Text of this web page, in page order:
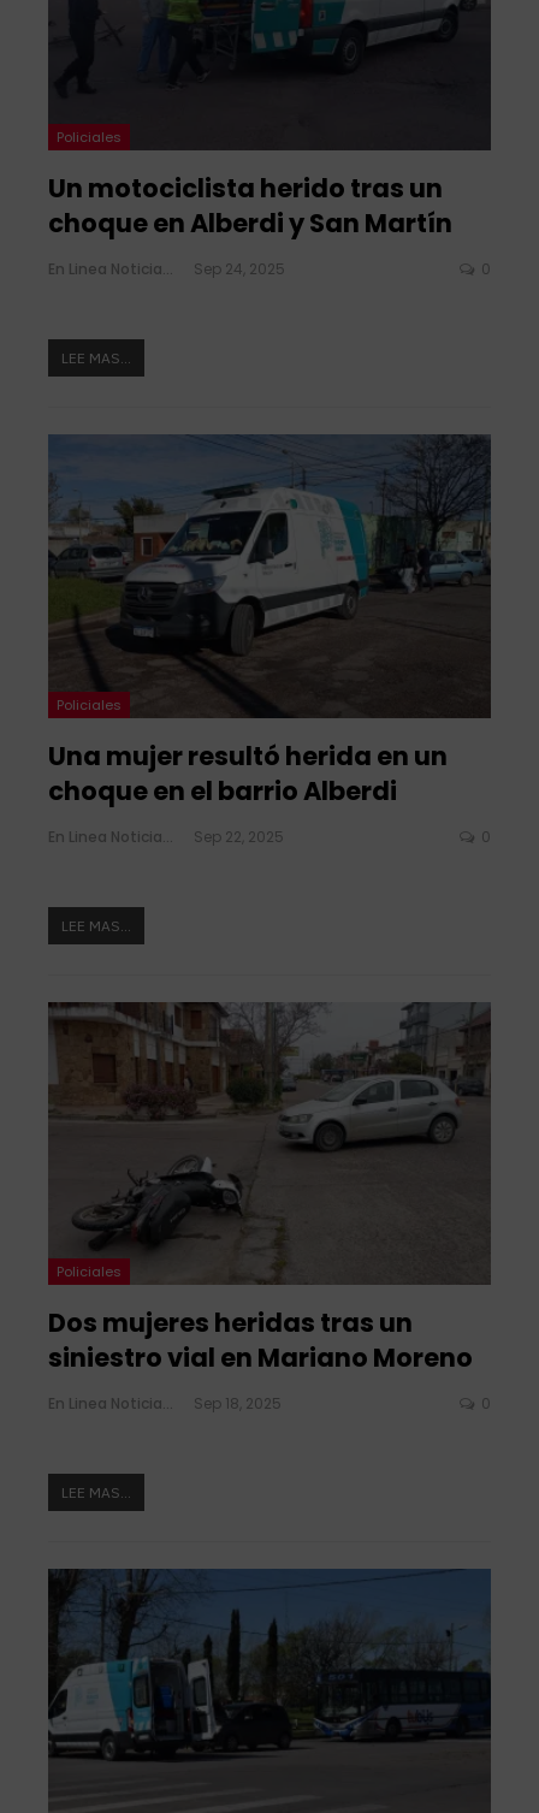
Policiales
Un motociclista herido tras un
choque en Alberdi y San Martín
En Linea Noticias Sep 24, 2025 0
LEE MAS...
Policiales
Una mujer resultó herida en un
choque en el barrio Alberdi
En Linea Noticias Sep 22, 2025 0
LEE MAS...
Policiales
Dos mujeres heridas tras un
siniestro vial en Mariano Moreno
En Linea Noticias Sep 18, 2025 0
LEE MAS...